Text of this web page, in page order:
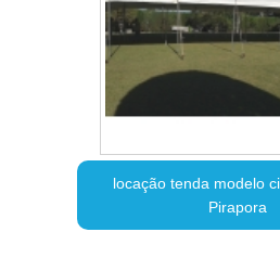
locação tenda modelo
Pirapora